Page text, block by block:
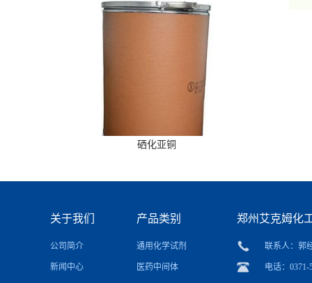
硒化亚铜
关于我们
公司简介
新闻中心
产品类别
通用化学试剂
医药中间体
郑州艾克姆化
联系人：郭
电话：0371-